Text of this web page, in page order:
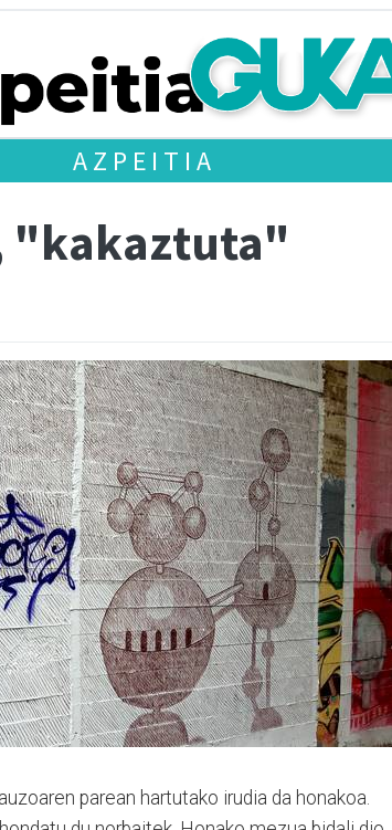
AZPEITIA
"kakaztuta"
parean hartutako irudia da honakoa.